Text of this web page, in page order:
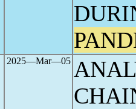
2025―Mar―05